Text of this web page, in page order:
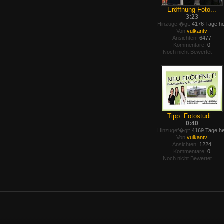
Eröffnung Foto...
3:23
Hinzugef�gt: 4176 Tage
Von vulkantv
Ansichten: 6477
Kommentare: 0
Noch nicht Bewertet
Tipp: Fotostudi...
0:40
Hinzugef�gt: 4169 Tage
Von vulkantv
Ansichten: 1224
Kommentare: 0
Noch nicht Bewertet